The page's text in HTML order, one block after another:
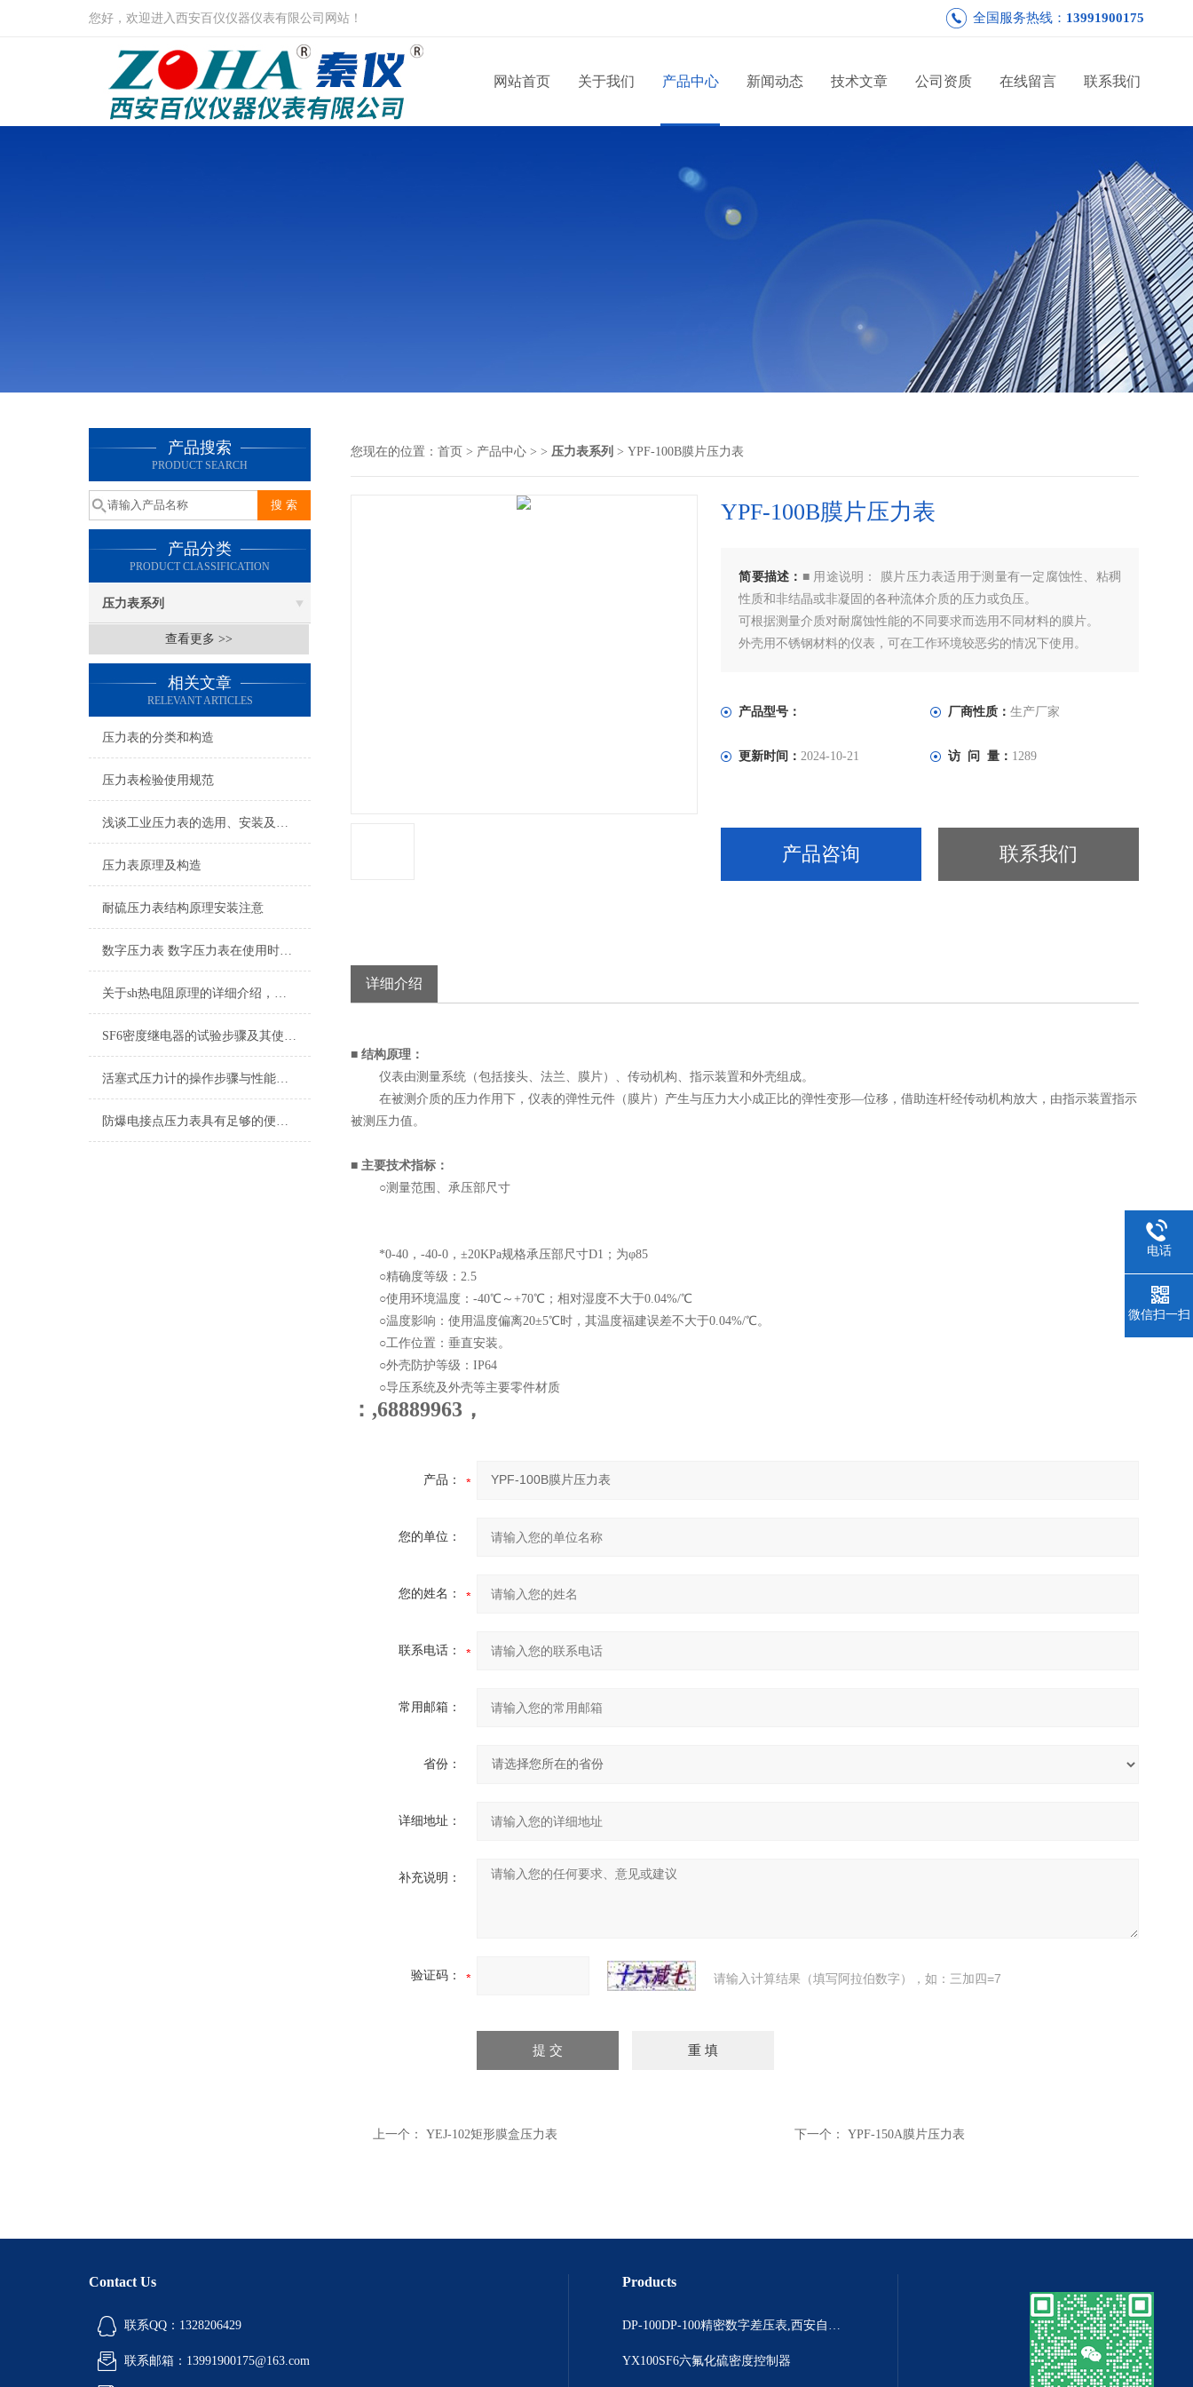
您好，欢迎进入西安百仪仪器仪表有限公司网站！ 全国服务热线： 13991900175
网站首页 关于我们 产品中心 新闻动态 技术文章 公司资质 在线留言 联系我们
产品搜索
PRODUCT SEARCH
产品分类
PRODUCT CLASSIFICATION
压力表系列
查看更多 >>
相关文章
RELEVANT ARTICLES
压力表的分类和构造
压力表检验使用规范
浅谈工业压力表的选用、安装及使用注意事项
压力表原理及构造
耐硫压力表结构原理安装注意
数字压力表 数字压力表在使用时应注意的地方
关于sh热电阻原理的详细介绍，记得收藏哦
SF6密度继电器的试验步骤及其使用注意事项
活塞式压力计的操作步骤与性能特点
防爆电接点压力表具有足够的便携性，方便操作人员进行测试和调整
您现在的位置： 首页 > 产品中心 > > 压力表系列 > YPF-100B膜片压力表
YPF-100B膜片压力表
简要描述： ■ 用途说明： 膜片压力表适用于测量有一定腐蚀性、粘稠
性质和非结晶或非凝固的各种流体介质的压力或负压。
可根据测量介质对耐腐蚀性能的不同要求而选用不同材料的膜片。
外壳用不锈钢材料的仪表，可在工作环境较恶劣的情况下使用。
产品型号： 厂商性质： 生产厂家
更新时间：2024-10-21 访 问 量： 1289
产品咨询 联系我们
详细介绍
■ 结构原理：
仪表由测量系统（包括接头、法兰、膜片）、传动机构、指示装置和外壳组成。
在被测介质的压力作用下，仪表的弹性元件（膜片）产生与压力大小成正比的弹性变形—位移，借助连杆经传动机构放大，由指示装置指示
被测压力值。
■ 主要技术指标：
○测量范围、承压部尺寸
*0-40，-40-0，±20KPa规格承压部尺寸D1；为φ85
○精确度等级：2.5
○使用环境温度：-40℃～+70℃；相对湿度不大于0.04%/℃
○温度影响：使用温度偏离20±5℃时，其温度福建误差不大于0.04%/℃。
○工作位置：垂直安装。
○外壳防护等级：IP64
○导压系统及外壳等主要零件材质
：,68889963，
产品：
您的单位：
您的姓名：
联系电话：
常用邮箱：
省份：
详细地址：
补充说明：
验证码： 请输入计算结果（填写阿拉伯数字），如：三加四=7
上一个： YEJ-102矩形膜盒压力表 下一个： YPF-150A膜片压力表
Contact Us
联系QQ：1328206429
联系邮箱：13991900175@163.com
Products
DP-100DP-100精密数字差压表,西安自动化仪表一厂 数字压力表
YX100SF6六氟化硫密度控制器
电话
微信扫一扫